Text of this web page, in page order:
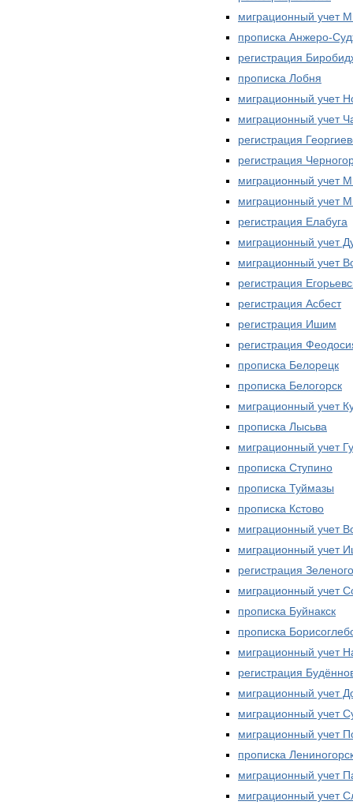
миграционный учет
прописка Анжеро-
регистрация
прописка Лобня
миграционный учет
миграционный учет
регистрация
регистрация
миграционный учет
миграционный учет
регистрация Елабуга
миграционный учет
миграционный учет
регистрация
регистрация Асбест
регистрация Ишим
регистрация
прописка Белорецк
прописка Белогорск
миграционный учет
прописка Лысьва
миграционный учет
прописка Ступино
прописка Туймазы
прописка Кстово
миграционный учет
миграционный учет
регистрация
миграционный учет
прописка Буйнакск
прописка
миграционный учет
регистрация
миграционный учет
миграционный учет
миграционный учет
прописка
миграционный учет
миграционный учет